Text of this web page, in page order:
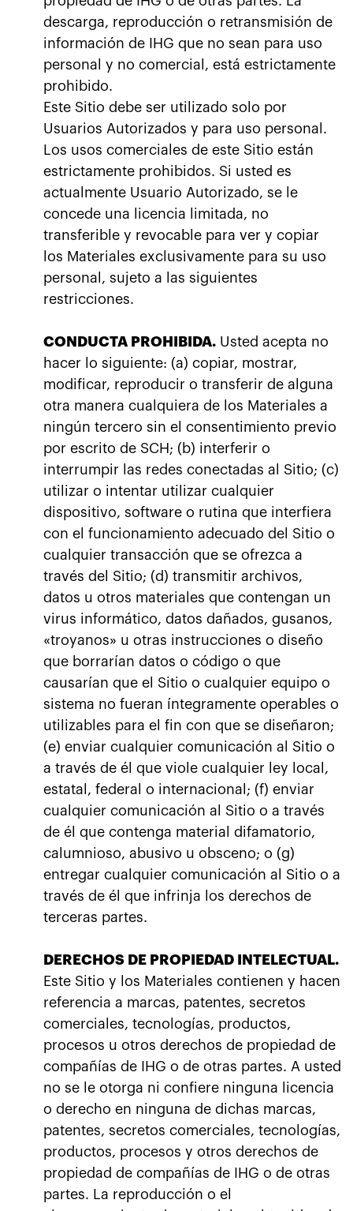
descarga, reproducción o retransmisión de
información de IHG que no sean para uso
personal y no comercial, está estrictamente
prohibido.
Este Sitio debe ser utilizado solo por
Usuarios Autorizados y para uso personal.
Los usos comerciales de este Sitio están
estrictamente prohibidos. Si usted es
actualmente Usuario Autorizado, se le
concede una licencia limitada, no
transferible y revocable para ver y copiar
los Materiales exclusivamente para su uso
personal, sujeto a las siguientes
restricciones.
CONDUCTA PROHIBIDA. Usted acepta no
hacer lo siguiente: (a) copiar, mostrar,
modificar, reproducir o transferir de alguna
otra manera cualquiera de los Materiales a
ningún tercero sin el consentimiento previo
por escrito de SCH; (b) interferir o
interrumpir las redes conectadas al Sitio; (c)
utilizar o intentar utilizar cualquier
dispositivo, software o rutina que interfiera
con el funcionamiento adecuado del Sitio o
cualquier transacción que se ofrezca a
través del Sitio; (d) transmitir archivos,
datos u otros materiales que contengan un
virus informático, datos dañados, gusanos,
«troyanos» u otras instrucciones o diseño
que borrarían datos o código o que
causarían que el Sitio o cualquier equipo o
sistema no fueran íntegramente operables o
utilizables para el fin con que se diseñaron;
(e) enviar cualquier comunicación al Sitio o
a través de él que viole cualquier ley local,
estatal, federal o internacional; (f) enviar
cualquier comunicación al Sitio o a través
de él que contenga material difamatorio,
calumnioso, abusivo u obsceno; o (g)
entregar cualquier comunicación al Sitio o a
través de él que infrinja los derechos de
terceras partes.
DERECHOS DE PROPIEDAD INTELECTUAL.
Este Sitio y los Materiales contienen y hacen
referencia a marcas, patentes, secretos
comerciales, tecnologías, productos,
procesos u otros derechos de propiedad de
compañías de IHG o de otras partes. A usted
no se le otorga ni confiere ninguna licencia
o derecho en ninguna de dichas marcas,
patentes, secretos comerciales, tecnologías,
productos, procesos y otros derechos de
propiedad de compañías de IHG o de otras
partes. La reproducción o el